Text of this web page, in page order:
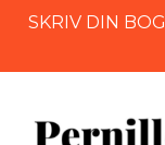
SKRIV DIN